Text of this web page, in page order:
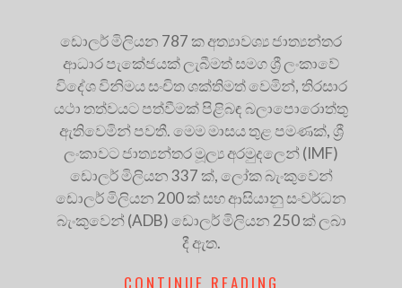
ඩොලර් මිලියන 787 ක අත්‍යාවශ්‍ය ජාත්‍යන්තර
ආධාර පැකේජයක් ලැබීමත් සමග ශ්‍රී ලංකාවේ
විදේශ විනිමය සංචිත ශක්තිමත් වෙමින්, තිරසාර
යථා තත්වයට පත්වීමක් පිළිබඳ බලාපොරොත්තු
ඇතිවෙමින් පවතී. මෙම මාසය තුළ පමණක්, ශ්‍රී
ලංකාවට ජාත්‍යන්තර මූල්‍ය අරමුදලෙන් (IMF)
ඩොලර් මිලියන 337 ක්, ලෝක බැංකුවෙන්
ඩොලර් මිලියන 200 ක් සහ ආසියානු සංවර්ධන
බැංකුවෙන් (ADB) ඩොලර් මිලියන 250 ක් ලබා
දී ඇත.
CONTINUE READING